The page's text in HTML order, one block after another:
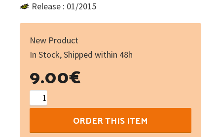
Release : 01/2015
New Product
In Stock, Shipped within 48h
9.00€
Nimesencas
-
ORDER THIS ITEM